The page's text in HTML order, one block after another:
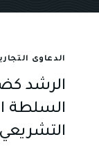
الدعاوى
الرشد
السلطة